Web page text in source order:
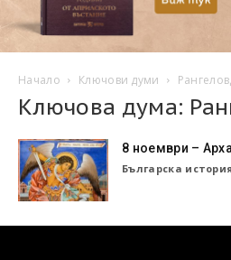
Начало Ключови думи
Ключова дума:
8 ноември –
Българска история